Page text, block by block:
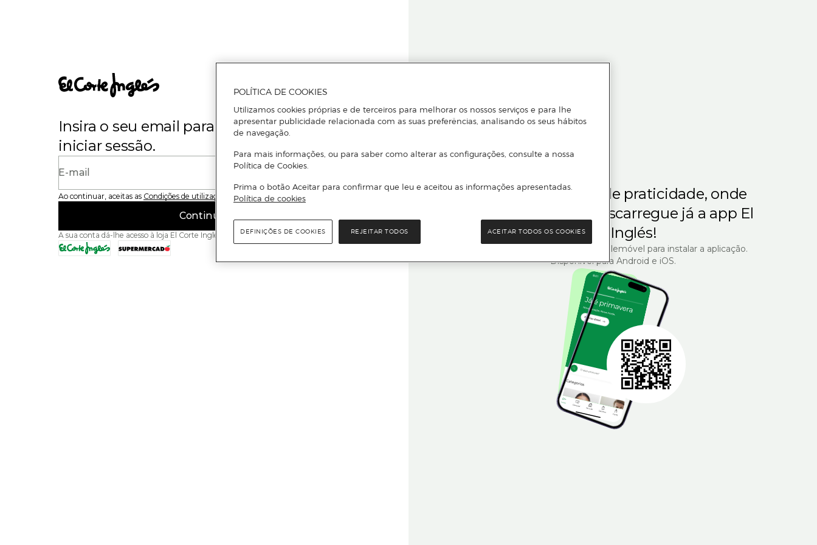
Insira o seu email para se registar ou
iniciar sessão.
E-mail
Ao continuar, aceitas as Condições de utilização do site
Continuar
A sua conta dá-lhe acesso à loja El Corte Inglés e ao Supermercado El Corte Inglés.
Para quem gosta de praticidade, onde
Descarregue já a app El
Corte Inglés!
Leia o código QR com o seu telemóvel para instalar a aplicação.
Disponível para Android e iOS.
POLÍTICA DE COOKIES
Utilizamos cookies próprias e de terceiros para melhorar os nossos serviços e para lhe
apresentar publicidade relacionada com as suas preferências, analisando os seus hábitos
de navegação.
Para mais informações, ou para saber como alterar as configurações, consulte a nossa
Política de Cookies.
Prima o botão Aceitar para confirmar que leu e aceitou as informações apresentadas.
Política de cookies
REJEITAR TODOS ACEITAR TODOS OS COOKIES
DEFINIÇÕES DE COOKIES